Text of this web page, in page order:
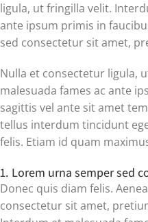
ligula, ut fringilla velit.
ante ipsum primis in
sed consectetur sit amet,
Nulla et consectetur ligula,
malesuada fames ac ante
sagittis vel ante sit amet
tellus interdum tincidunt
felis. Etiam id quam
1. Lorem urna semper sed
Donec quis diam felis.
consectetur sit amet,